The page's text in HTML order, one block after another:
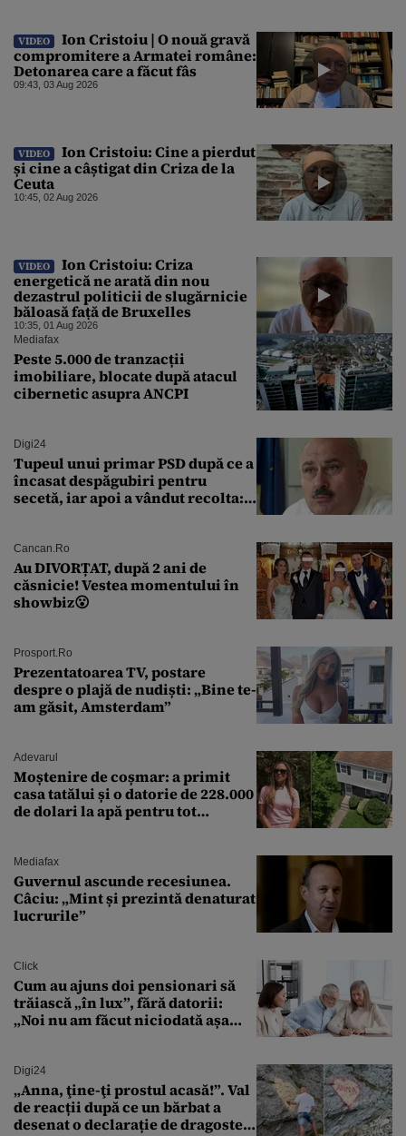
VIDEO
Ion Cristoiu | O nouă gravă
compromitere a Armatei române:
Detonarea care a făcut fâs
09:43, 03 Aug 2026
VIDEO
Ion Cristoiu: Cine a pierdut
și cine a câștigat din Criza de la
Ceuta
10:45, 02 Aug 2026
VIDEO
Ion Cristoiu: Criza
energetică ne arată din nou
dezastrul politicii de slugărnicie
băloasă față de Bruxelles
10:35, 01 Aug 2026
Mediafax
Peste 5.000 de tranzacții
imobiliare, blocate după atacul
cibernetic asupra ANCPI
Digi24
Tupeul unui primar PSD după ce a
încasat despăgubiri pentru
secetă, iar apoi a vândut recolta:
Cancan.ro
Au DIVORȚAT, după 2 ani de
căsnicie! Vestea momentului în
showbiz😮
Prosport.ro
Prezentatoarea TV, postare
despre o plajă de nudiști: „Bine te-
am găsit, Amsterdam”
Adevarul
Moștenire de coșmar: a primit
casa tatălui și o datorie de 228.000
de dolari la apă pentru tot
Mediafax
Guvernul ascunde recesiunea.
Câciu: „Mint și prezintă denaturat
lucrurile”
Click
Cum au ajuns doi pensionari să
trăiască „în lux”, fără datorii:
„Noi nu am făcut niciodată așa
Digi24
„Anna, ţine-ţi prostul acasă!”. Val
de reacții după ce un bărbat a
desenat o declarație de dragoste